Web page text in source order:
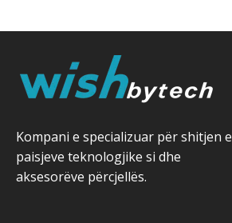
Kompani e specializuar për shitjen e
paisjeve teknologjike si dhe
aksesorëve përcjellës.